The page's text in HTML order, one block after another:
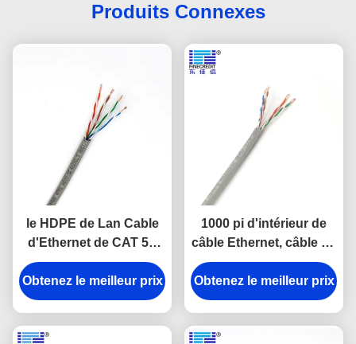
Produits Connexes
le HDPE de Lan Cable
d'Ethernet de CAT 5E
d'UTP de 4 noyaux des
paires 8/CAT 5E de ftp a
isolé le câble de réseau
Obtenez le meilleur prix
1000 pi d'intérieur de
câble Ethernet, câble en
vrac 23awg Cat6 d'UTP
Obtenez le meilleur prix